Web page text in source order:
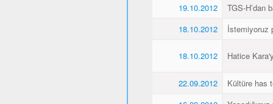
19.10.2012
TGS-H’dan
18.10.2012
İstemiyoruz
18.10.2012 Hatice
22.09.2012
Kültüre has